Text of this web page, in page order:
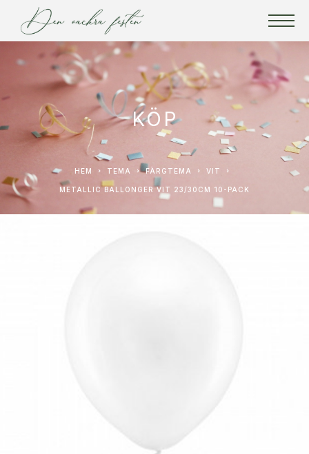
KÖP
HEM TEMA FÄRGTEMA VIT
METALLIC BALLONGER VIT 23/30CM 10-PACK